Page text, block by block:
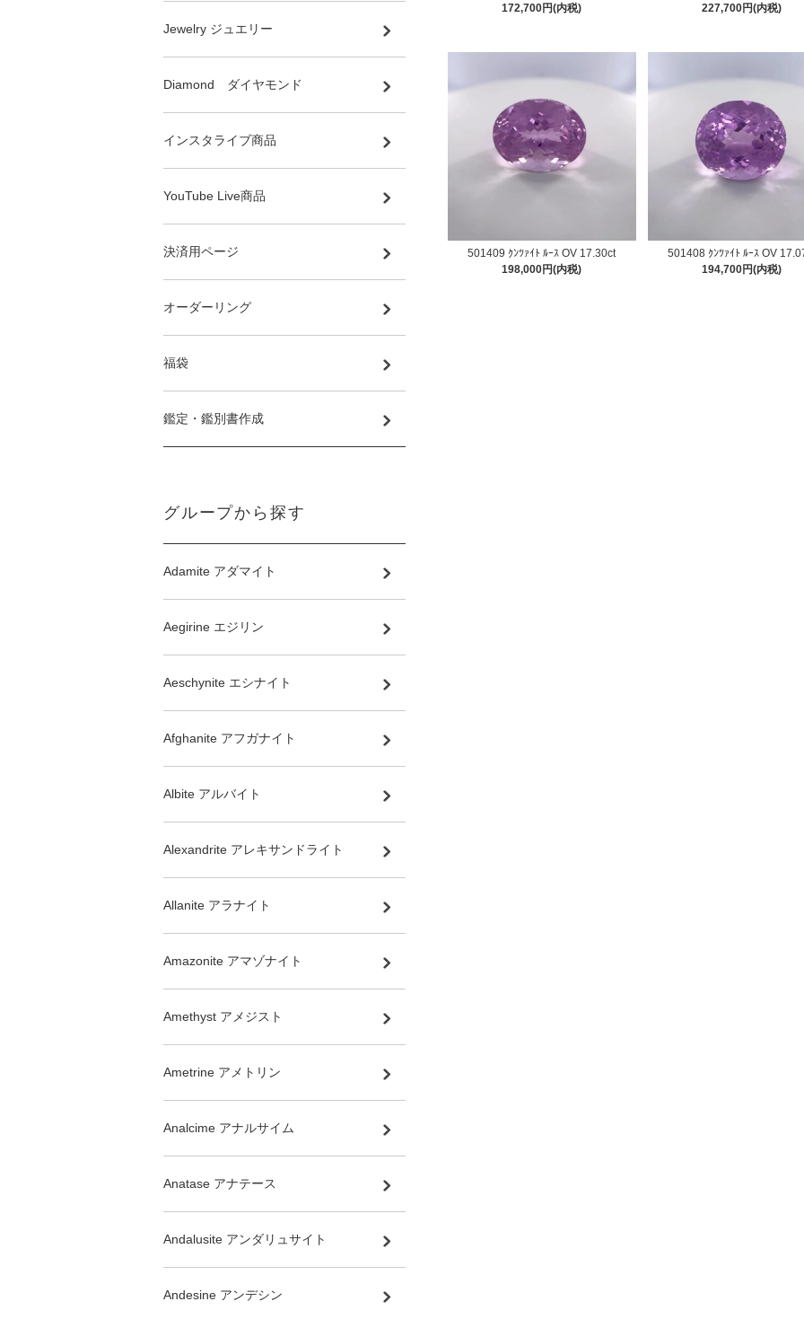
172,700円(内税)
227,700円(内税)
501409 ｸﾝﾂｧｲﾄ ﾙｰｽ OV 17.30ct
198,000円(内税)
501408 ｸﾝﾂｧｲﾄ ﾙｰｽ OV
194,700円(内税)
Jewelry ジュエリー
Diamond ダイヤモンド
インスタライブ商品
YouTube Live商品
決済用ページ
オーダーリング
福袋
鑑定・鑑別書作成
グループから探す
Adamite アダマイト
Aegirine エジリン
Aeschynite エシナイト
Afghanite アフガナイト
Albite アルバイト
Alexandrite アレキサンドライト
Allanite アラナイト
Amazonite アマゾナイト
Amethyst アメジスト
Ametrine アメトリン
Analcime アナルサイム
Anatase アナテース
Andalusite アンダリュサイト
Andesine アンデシン